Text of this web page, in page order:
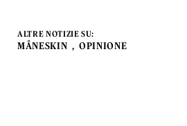
ALTRE NOTIZIE SU:
MÅNESKIN OPINIONE